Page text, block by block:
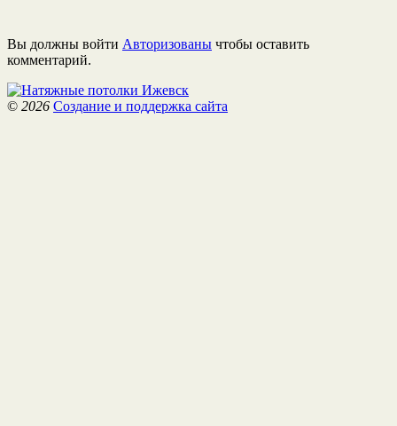
Вы должны войти Авторизованы чтобы оставить
комментарий.
© 2026 Создание и поддержка сайта